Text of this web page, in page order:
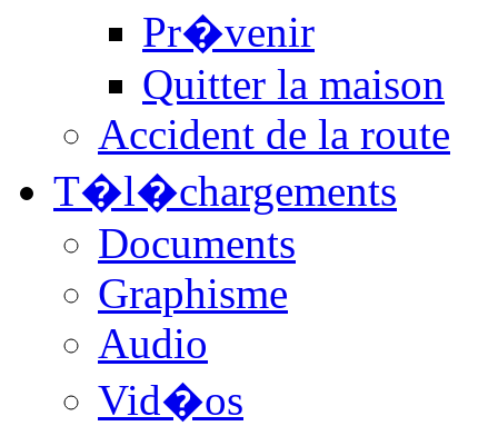
Pr�venir
Quitter la maison
Accident de la route
T�l�chargements
Documents
Graphisme
Audio
Vid�os